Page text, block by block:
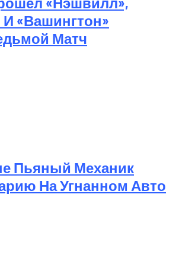
И «Вашингтон»
Матч
Пьяный Механик
На Угнанном Авто